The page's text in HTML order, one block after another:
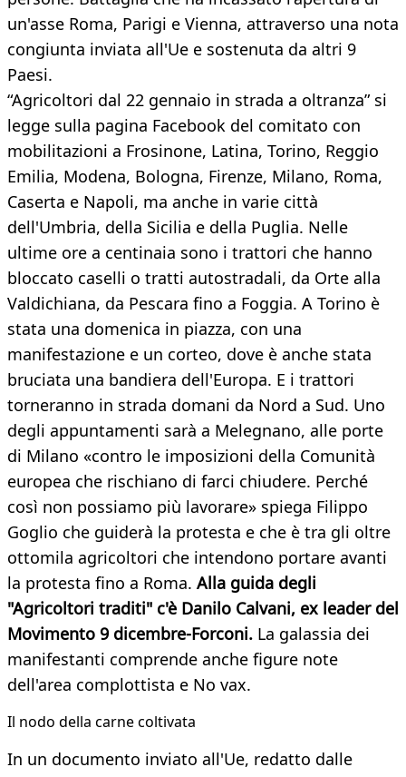
un'asse Roma, Parigi e Vienna, attraverso una nota
congiunta inviata all'Ue e sostenuta da altri 9
Paesi.
“Agricoltori dal 22 gennaio in strada a oltranza” si
legge sulla pagina Facebook del comitato con
mobilitazioni a Frosinone, Latina, Torino, Reggio
Emilia, Modena, Bologna, Firenze, Milano, Roma,
Caserta e Napoli, ma anche in varie città
dell'Umbria, della Sicilia e della Puglia. Nelle
ultime ore a centinaia sono i trattori che hanno
bloccato caselli o tratti autostradali, da Orte alla
Valdichiana, da Pescara fino a Foggia. A Torino è
stata una domenica in piazza, con una
manifestazione e un corteo, dove è anche stata
bruciata una bandiera dell'Europa. E i trattori
torneranno in strada domani da Nord a Sud. Uno
degli appuntamenti sarà a Melegnano, alle porte
di Milano «contro le imposizioni della Comunità
europea che rischiano di farci chiudere. Perché
così non possiamo più lavorare» spiega Filippo
Goglio che guiderà la protesta e che è tra gli oltre
ottomila agricoltori che intendono portare avanti
la protesta fino a Roma. Alla guida degli
"Agricoltori traditi" c'è Danilo Calvani, ex leader del
Movimento 9 dicembre-Forconi. La galassia dei
manifestanti comprende anche figure note
dell'area complottista e No vax.
Il nodo della carne coltivata
In un documento inviato all'Ue, redatto dalle